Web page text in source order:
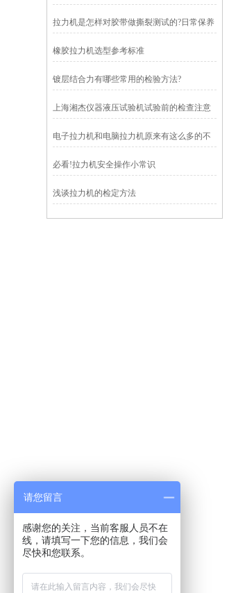
拉力机是怎样对胶带做撕裂测试的?日常保养
橡胶拉力机选型参考标准
镀层结合力有哪些常用的检验方法?
上海湘杰仪器液压试验机试验前的检查注意
电子拉力机和电脑拉力机原来有这么多的不
必看!拉力机安全操作小常识
浅谈拉力机的检定方法
请您留言
感谢您的关注，当前客服人员不在
线，请填写一下您的信息，我们会
尽快和您联系。